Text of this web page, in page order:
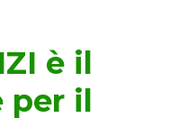
è il
per il